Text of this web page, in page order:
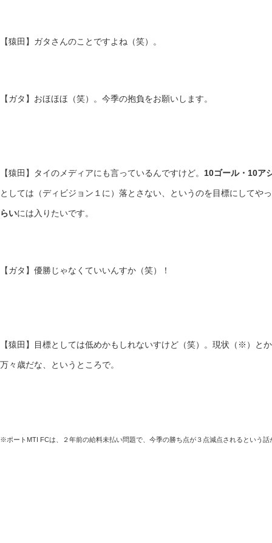
【猿田】ガタさんのことですよね（笑）。
【ガタ】おほほほ（笑）。今季の抱負をお願いします。
【猿田】タイのメディアにも言っているんですけど。 10ゴール・10ア
としては（ディビジョン１に）落とさない、というのを目標にしてや
らいには入りたいです。
【ガタ】優勝じゃなくていいんすか（笑）！
【猿田】目標としては低めかもしれないすけど（笑）。現状（※）と
万々歳だな、というところで。
※ポートMTI FCは、２年前の給料未払い問題で、今季の勝ち点が３点減点されるという話